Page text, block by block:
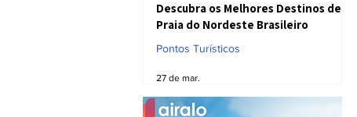
Descubra os Melhores Destinos de
Praia do Nordeste Brasileiro
Pontos Turísticos
27 de mar.